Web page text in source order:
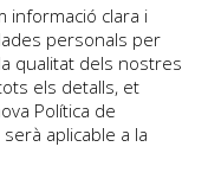
informació clara i
personals per
qualitat dels nostres
els detalls, et
Política de
aplicable a la